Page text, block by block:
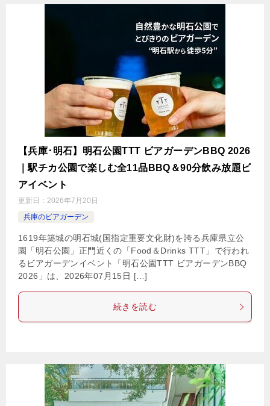
【兵庫･明石】明石公園TTT ビアガーデンBBQ 2026
｜駅チカ公園で楽しむ全11品BBQ＆90分飲み放題ビ
アイベント
更新日： 2026年7月20日
兵庫のビアガーデン
1619年築城の明石城(国指定重要文化財)を誇る兵庫県立公
園「明石公園」正門近くの「Food＆Drinks TTT」で行われ
るビアガーデンイベント「明石公園TTT ビアガーデンBBQ
2026」は、2026年07月15日 […]
続きを読む